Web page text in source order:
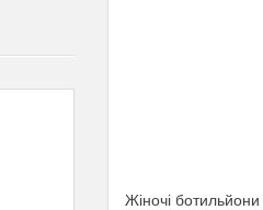
Жіночі